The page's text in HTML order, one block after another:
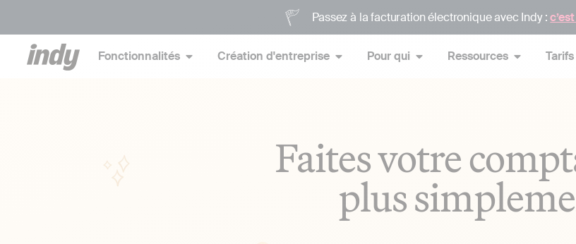
Passez à la facturation électronique avec Indy :
Fonctionnalités Création d'entreprise Pour qui Ressources Tarifs
Faites votre
plus